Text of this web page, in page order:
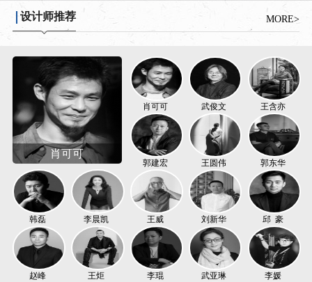
设计师推荐 MORE>
肖可可
肖可可 武俊文 王含亦
郭建宏 王圆伟 郭东华
韩磊 李晨凯 王威 刘新华 邱 豪
赵峰 王炬 李琨 武亚琳 李媛